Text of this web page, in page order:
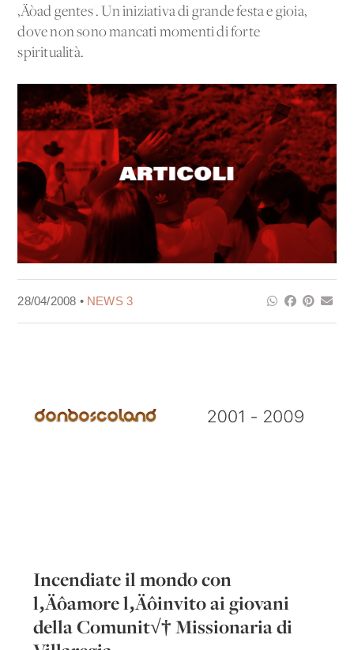
‚Äòad gentes'. Un'iniziativa di grande festa e gioia,
dove non sono mancati momenti di forte
spiritualità.
28/04/2008 • NEWS 3
Incendiate il mondo con
l‚Äôamore l‚Äôinvito ai giovani
della Comunit√† Missionaria di